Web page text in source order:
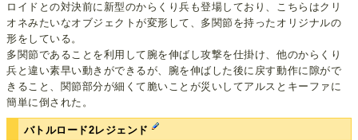
ロイドとの対決前に新型のからくり兵も登場しており、こちらはクリ
オネみたいなオブジェクトが変形して、多関節を持ったオリジナルの
形をしている。
多関節であることを利用して腕を伸ばし攻撃を仕掛け、他のからくり
兵と違い素早い動きができるが、腕を伸ばした後に戻す動作に隙がで
きること、関節部分が細くて脆いことが災いしてアルスとキーファに
簡単に倒された。
バトルロード2レジェンド